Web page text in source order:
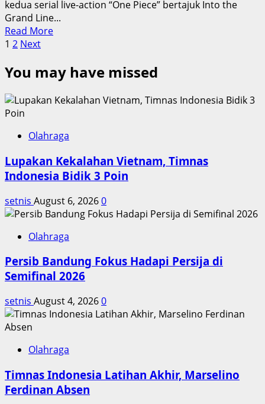
kedua serial live-action “One Piece” bertajuk Into the
Grand Line...
Read MoreRead
One
Piece
Live-
Tayang,
Lanjut
Season
Posts
pagination
1 2 Next
You may have missed
Olahraga
Lupakan Kekalahan Vietnam, Timnas
Indonesia Bidik 3 Poin
setnis August 6, 20260
Olahraga
Persib Bandung Fokus Hadapi Persija di
Semifinal 2026
setnis August 4, 20260
Olahraga
Timnas Indonesia Latihan Akhir, Marselino
Ferdinan Absen